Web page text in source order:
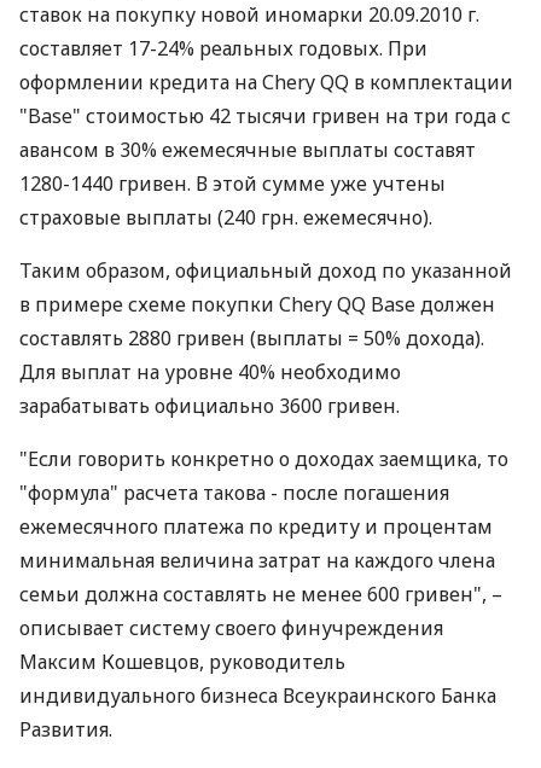
ставок на покупку новой иномарки 20.09.2010 г.
составляет 17-24% реальных годовых. При
оформлении кредита на Сhery QQ в комплектации
"Base" стоимостью 42 тысячи гривен на три года с
авансом в 30% ежемесячные выплаты составят
1280-1440 гривен. В этой сумме уже учтены
страховые выплаты (240 грн. ежемесячно).
Таким образом, официальный доход по указанной
в примере схеме покупки Сhery QQ Base должен
составлять 2880 гривен (выплаты = 50% дохода).
Для выплат на уровне 40% необходимо
зарабатывать официально 3600 гривен.
"Если говорить конкретно о доходах заемщика, то
"формула" расчета такова - после погашения
ежемесячного платежа по кредиту и процентам
минимальная величина затрат на каждого члена
семьи должна составлять не менее 600 гривен", –
описывает систему своего финучреждения
Максим Кошевцов, руководитель
индивидуального бизнеса Всеукраинского Банка
Развития.